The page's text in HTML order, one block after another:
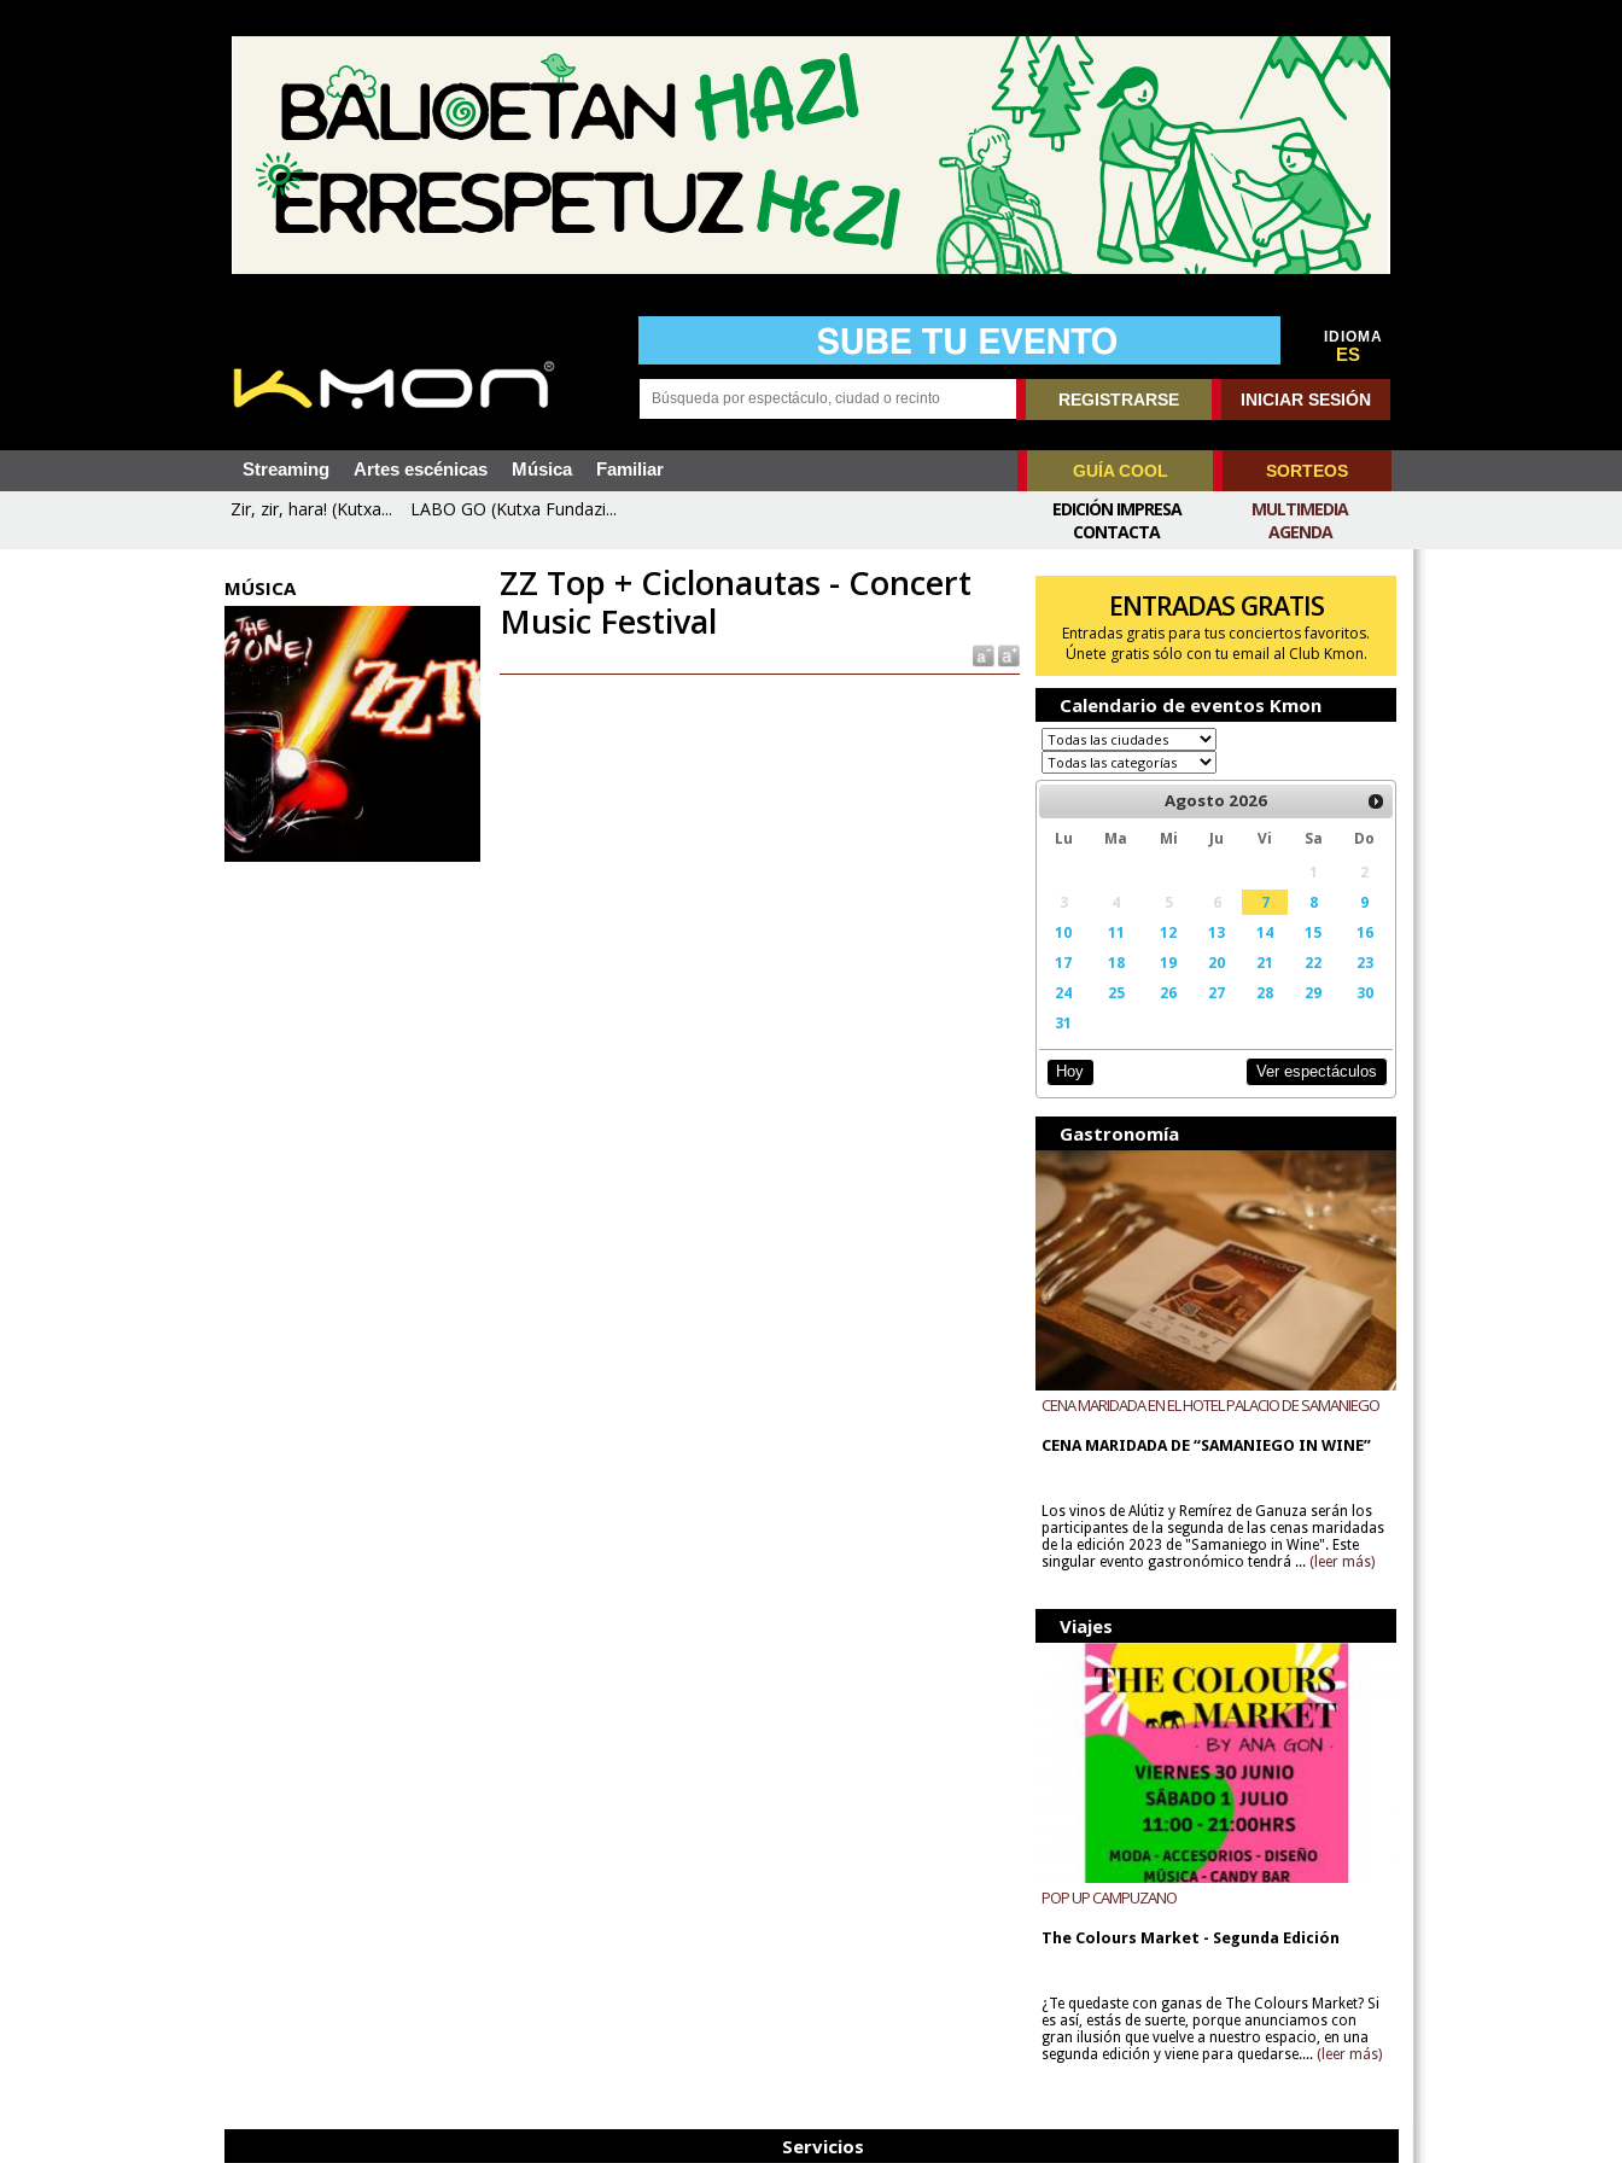
IDIOMA
ES
REGISTRARSE INICIAR SESIÓN
Streaming Artes escénicas Música Familiar GUÍA COOL SORTEOS
Zir, zir, hara! (Kutxa... LABO GO (Kutxa Fundazi...
MULTIMEDIA
AGENDA
EDICIÓN IMPRESA
CONTACTA
MÚSICA
ZZ Top + Ciclonautas - Concert
Music Festival
ENTRADAS GRATIS
Entradas gratis para tus conciertos favoritos.
Únete gratis sólo con tu email al Club Kmon.
Calendario de eventos Kmon
Agosto 2026
Lu Ma Mi Ju Vi Sa
Do
1
2
3
4 5 6 7 8
9
10
11 12 13 14 15
16
17
18 19 20 21 22
23
24
25 26 27 28 29
30
31
Hoy Ver espectáculos
Gastronomía
CENA MARIDADA EN EL HOTEL PALACIO DE SAMANIEGO
CENA MARIDADA DE “SAMANIEGO IN WINE”
Los vinos de Alútiz y Remírez de Ganuza serán los
participantes de la segunda de las cenas maridadas
de la edición 2023 de "Samaniego in Wine". Este
singular evento gastronómico tendrá ... (leer más)
Viajes
POP UP CAMPUZANO
The Colours Market - Segunda Edición
¿Te quedaste con ganas de The Colours Market? Si
es así, estás de suerte, porque anunciamos con
gran ilusión que vuelve a nuestro espacio, en una
segunda edición y viene para quedarse.... (leer más)
Servicios